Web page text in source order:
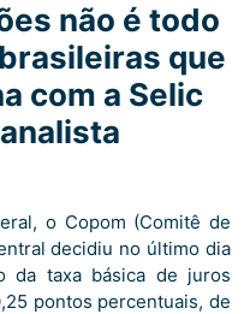
não é todo
que
com a Selic
o Copom (Comitê de
decidiu no último dia
da taxa básica de juros
pontos percentuais, de